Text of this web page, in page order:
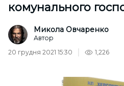
комунального
Микола Овчаренко
Автор
20 грудня 2021 15:30
1,226